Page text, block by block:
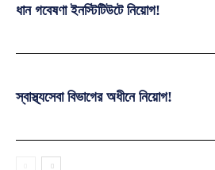
ধান গবেষণা ইনস্টিটিউটে নিয়োগ!
স্বাস্থ্যসেবা বিভাগের অধীনে নিয়োগ!